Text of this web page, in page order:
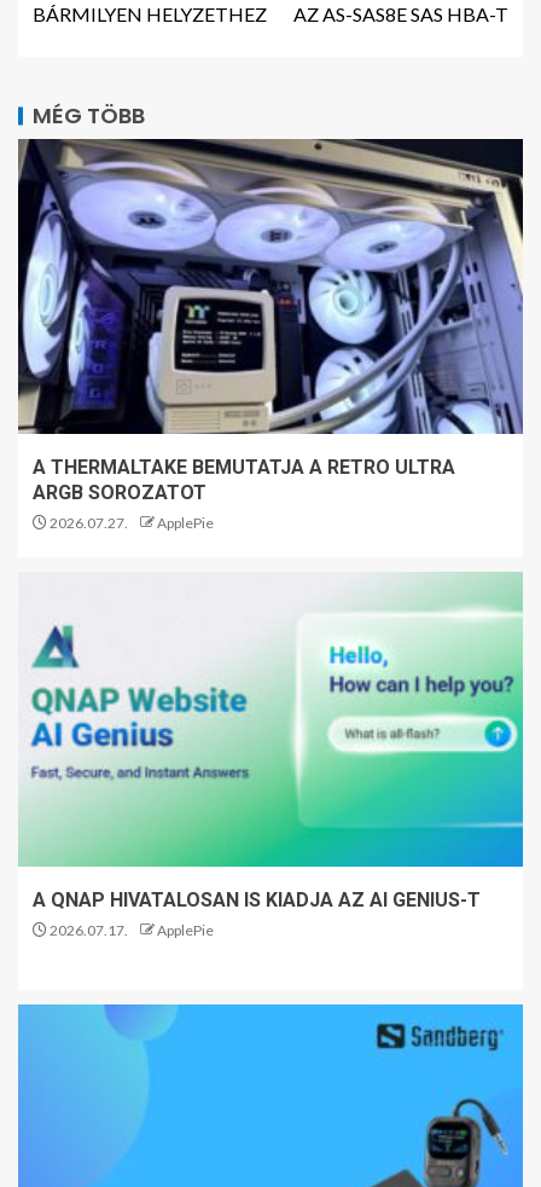
BÁRMILYEN HELYZETHEZ
AZ AS-SAS8E SAS HBA-T
MÉG TÖBB
A THERMALTAKE BEMUTATJA A RETRO ULTRA
ARGB SOROZATOT
2026.07.27. ApplePie
A QNAP HIVATALOSAN IS KIADJA AZ AI GENIUS-T
2026.07.17. ApplePie